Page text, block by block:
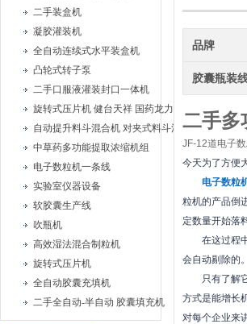
二手装盒机
凝胶灌装机
全自动连续式水平装盒机
凸轮式转子泵
二手口服液灌装封口一体机
旋转式压片机 健台天祥 国药龙力
自动提升料斗混合机 对夹式料斗混合机
中草药多功能提取浓缩机组
电子数粒机一条线
实验室仪器设备
软胶囊生产线
吹瓶机
高效湿法混合制粒机
旋转式压片机
全自动胶囊充填机
二手全自动-半自动 胶囊填充机
品牌
胶囊瓶装
二手多
JF-12道电子
今天为了方便
电子数粒
粒机的产品倒
定数量开始落
在这过程
会自动剔除的。
只有了解它
方式是能增长
对每个企业来